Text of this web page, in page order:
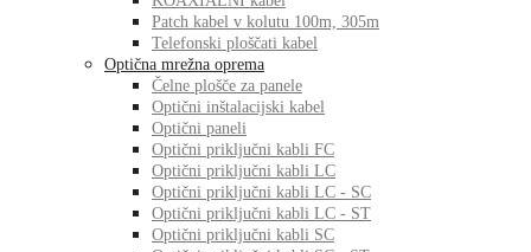
Patch kabel v kolutu 100m, 305m
Telefonski ploščati kabel
Optična mrežna oprema
Čelne plošče za panele
Optični inštalacijski kabel
Optični paneli
Optični priključni kabli FC
Optični priključni kabli LC
Optični priključni kabli LC - SC
Optični priključni kabli LC - ST
Optični priključni kabli SC